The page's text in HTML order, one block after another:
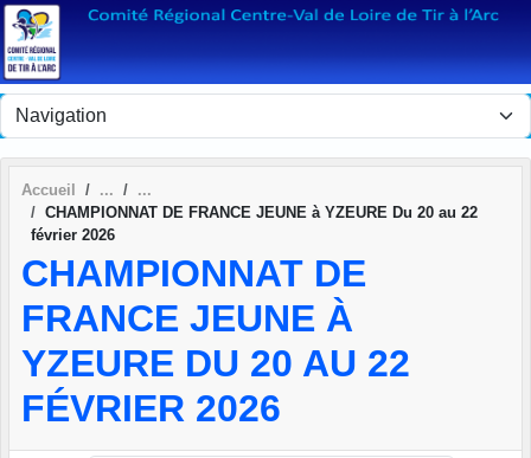
Accueil
CHAMPIONNAT DE FRANCE JEUNE à YZEURE Du 20 au 22
février 2026
CHAMPIONNAT DE
FRANCE JEUNE À
YZEURE DU 20 AU 22
FÉVRIER 2026
Panneau de gestion des cookies